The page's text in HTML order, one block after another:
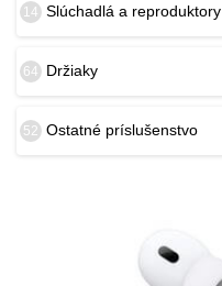
14 Slúchadlá a reproduktory
64 Držiaky
52 Ostatné príslušenstvo